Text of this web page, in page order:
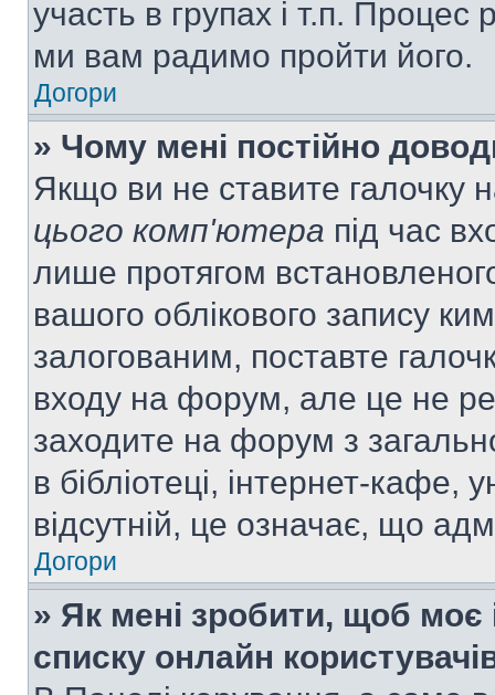
участь в групах і т.п. Процес
ми вам радимо пройти його.
Догори
» Чому мені постійно
Якщо ви не ставите галочку
цього комп'ютера під час
лише протягом
вашого облікового запису
залогованим, поставте
входу на форум, але це не
заходите на форум з
в бібліотеці, інтернет-кафе,
відсутній, це означає, що
Догори
» Як мені зробити, щоб моє
списку онлайн